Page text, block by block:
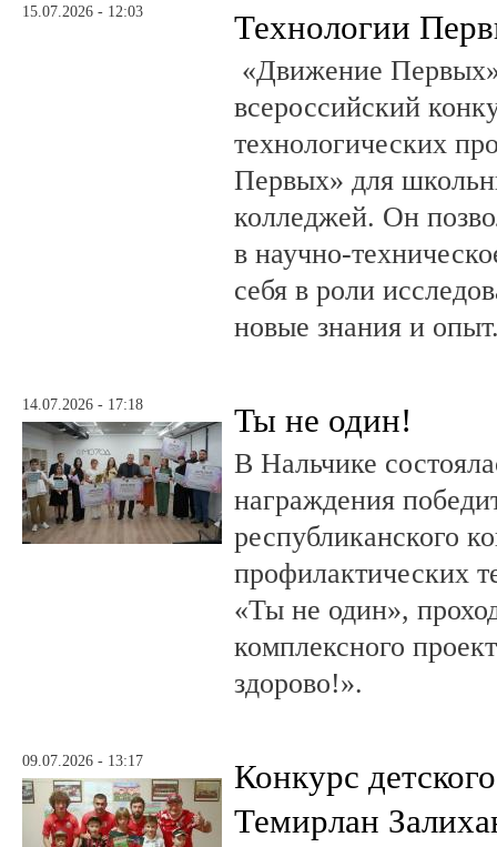
15.07.2026 - 12:03 Технологии
«Движение Первых»
всероссийский
технологических
Первых» для
колледжей. Он
в научно-
себя в роли
новые знания и
14.07.2026 - 17:18 Ты не один!
В Нальчике
награждения
республиканского
профилактических
«Ты не один»,
комплексного
здорово!».
09.07.2026 - 13:17
Конкурс
Темирлан